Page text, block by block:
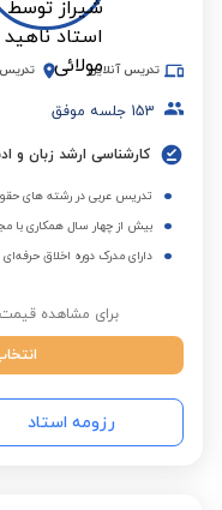
تدریس آنلاین
153 جلسه موفق
تدریس عربی در رشته های حقوق، ادبیات
بیش از چهار سال همکاری با
دارای مدرک دوره اخلاق
برای مشاهده
رزومه استاد